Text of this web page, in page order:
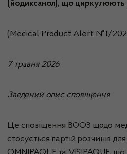
(йодиксанол), що циркулюють
(Medical Product Alert N°1/
7 травня 2026
Зведений опис сповіщення
Це сповіщення ВООЗ щодо
стосується партій розчинів